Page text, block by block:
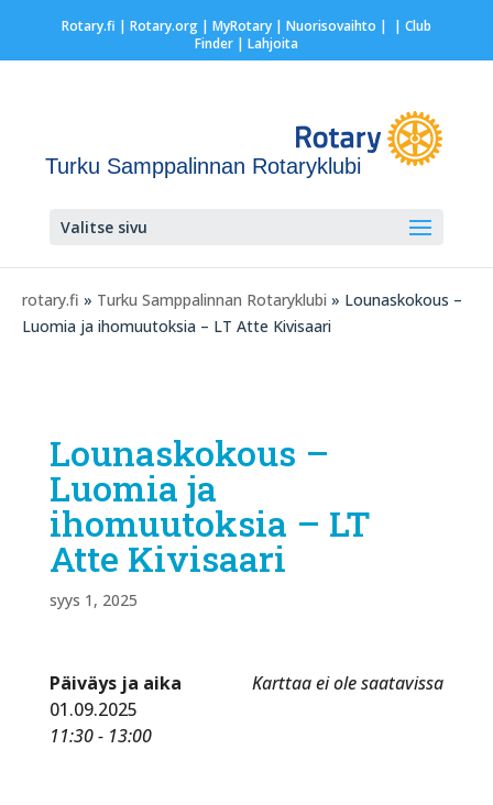
Rotary.fi | Rotary.org| MyRotary | Nuorisovaihto | | Club
Finder| Lahjoita
Turku Samppalinnan Rotaryklubi
Valitse sivu
rotary.fi » Turku Samppalinnan Rotaryklubi » Lounaskokous –
Luomia ja ihomuutoksia – LT Atte Kivisaari
Lounaskokous –
Luomia ja
ihomuutoksia – LT
Atte Kivisaari
syys 1, 2025
Karttaa ei ole saatavissa
Päiväys ja aika
01.09.2025
11:30 - 13:00